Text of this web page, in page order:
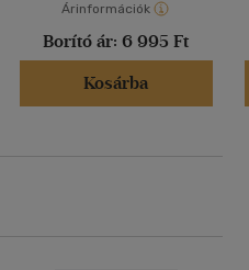
Árinformációk
Borító ár: 6 995 Ft
Kosárba